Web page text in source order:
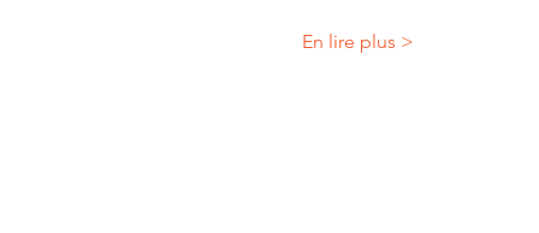
En lire plus >